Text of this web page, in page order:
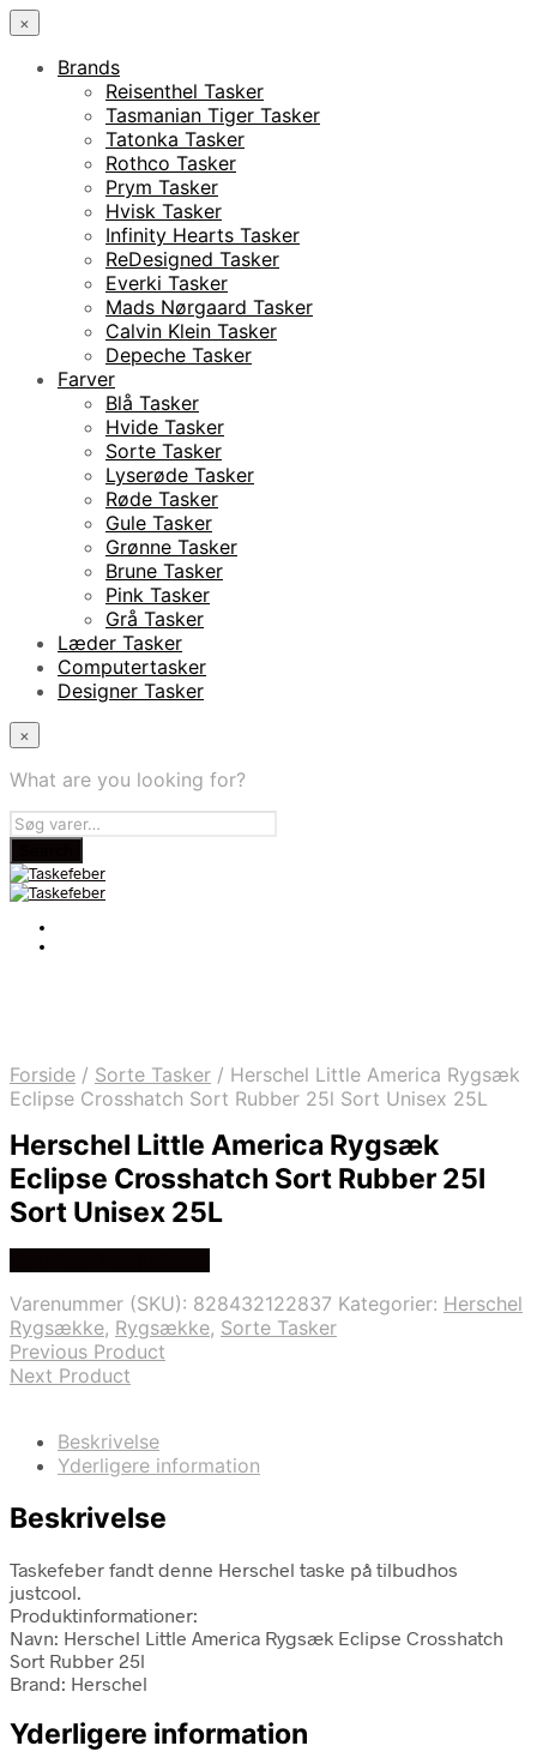
×
Brands
Reisenthel Tasker
Tasmanian Tiger Tasker
Tatonka Tasker
Rothco Tasker
Prym Tasker
Hvisk Tasker
Infinity Hearts Tasker
ReDesigned Tasker
Everki Tasker
Mads Nørgaard Tasker
Calvin Klein Tasker
Depeche Tasker
Farver
Blå Tasker
Hvide Tasker
Sorte Tasker
Lyserøde Tasker
Røde Tasker
Gule Tasker
Grønne Tasker
Brune Tasker
Pink Tasker
Grå Tasker
Læder Tasker
Computertasker
Designer Tasker
×
What are you looking for?
Forside / Sorte Tasker / Herschel Little America Rygsæk
Eclipse Crosshatch Sort Rubber 25l Sort Unisex 25L
Herschel Little America Rygsæk
Eclipse Crosshatch Sort Rubber 25l
Sort Unisex 25L
Varenummer (SKU): 828432122837 Kategorier: Herschel
Rygsække, Rygsække, Sorte Tasker
Previous Product
Next Product
Beskrivelse
Yderligere information
Beskrivelse
Taskefeber fandt denne Herschel taske på tilbudhos
justcool.
Produktinformationer:
Navn: Herschel Little America Rygsæk Eclipse Crosshatch
Sort Rubber 25l
Brand: Herschel
Yderligere information